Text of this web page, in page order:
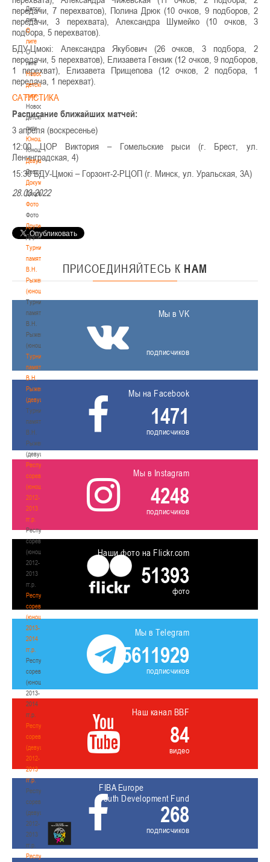
Детская
лига
О
лиге
О
лиге
Новости
детской
лиги
Новости
детской
лиги
Юноши
Юноши
Девушки
Девушки
Документы
Документы
Фото
Фото
Другие
Другие
Турнир
памяти
В.Н.
Рыженкова
(юноши)
Турнир
памяти
В.Н.
Рыженкова
(юноши)
Турнир
памяти
В.Н.
Рыженкова
(девушки)
Турнир
памяти
В.Н.
Рыженкова
(девушки)
Республиканские
соревнования
(юноши)
2012-
2013
гг.р.
Республиканские
соревнования
(юноши)
2012-
2013
гг.р.
Республиканские
соревнования
(юноши)
2013-
2014
гг.р.
Республиканские
соревнования
(юноши)
2013-
2014
гг.р.
Республиканские
соревнования
(девушки)
2012-
2013
гг.р.
Республиканские
соревнования
(девушки)
2012-
2013
гг.р.
Республиканские
передачи, 7 перехватов), Полина Дрюк (10 очков, 9 подборов, 2
передачи, 3 перехвата), Александра Шумейко (10 очков, 3
подбора, 5 перехватов).
БДУ-Цмокі: Александра Якубович (26 очков, 3 подбора, 2
передачи, 5 перехватов), Елизавета Гензик (12 очков, 9 подборов,
1 перехват), Елизавета Прищепова (12 очков, 2 подбора, 1
передача, 1 перехват).
САТИСТИКА
Расписание ближайших матчей:
3 апреля (воскресенье)
12:00 ЦОР Виктория – Гомельские рыси (г. Брест, ул.
Ленинградская, 4)
15:30 БДУ-Цмокі – Горзонт-2-РЦОП (г. Минск, ул. Уральская, 3А)
28.03.2022
ПРИСОЕДИНЯЙТЕСЬ К НАМ
Мы в VK
подписчиков
Мы на Facebook
1471
подписчиков
Мы в Instagram
4248
подписчиков
Наши фото на Flickr.com
51393
фото
Мы в Telegram
5611929
подписчиков
Наш канал BBF
84
видео
FIBA Europe
Youth Development Fund
268
подписчиков